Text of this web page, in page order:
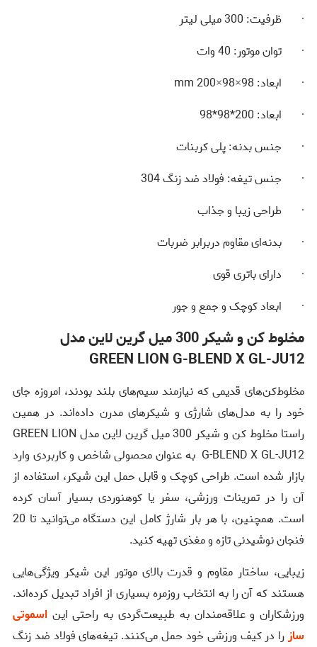
· ظرفیت: 300میلی لیتر
· توان موتور: 40وات
· ابعاد: 98×98×200 mm
· ابعاد: 200*98*98
· جنس بدنه: پلی کربنات
· جنس تیغه: فولاد ضد زنگ304
· طراحی زیبا و جذاب
· بدنه‌ای مقاوم دربرابر ضربات
· دارای باتری قوی
· ابعاد کوچک و جمع و جور
مخلوط کن و شیکر 300 میل گرین لاین مدل
GREEN LION G-BLEND X GL-JU12
مخلوط‌کن‌های قدیمی که نیازمند سیم‌های بلند بودند، امروزه جای
خود را به مدل‌های شارژی و شیکرهای مدرن داده‌اند. در همین
راستا مخلوط کن و شیکر 300 میل گرین لاین مدل GREEN LION
G-BLEND X GL-JU12 به عنوان محصولی شاخص و کاربردی وارد
بازار شده است. طراحی کوچک و قابل حمل این شیکر، استفاده از
آن را در تمرینات ورزشی، سفر یا کوهنوردی بسیار آسان کرده
است. همچنین، با هر بار شارژ کامل این دستگاه می‌توانید تا 20
فنجان نوشیدنی تازه و مغذی تهیه کنید.
زیبایی، ساختار مقاوم و قدرت بالای موتور این شیکر ویژگی‌هایی
هستند که آن را به انتخاب روزمره بسیاری از افراد تبدیل کرده‌اند.
ورزشکاران و علاقه‌مندان به طبیعت‌گردی به راحتی این اسموتی
سازرا در کیف ورزشی خود حمل می‌کنند. تیغه‌های فولاد ضد زنگ